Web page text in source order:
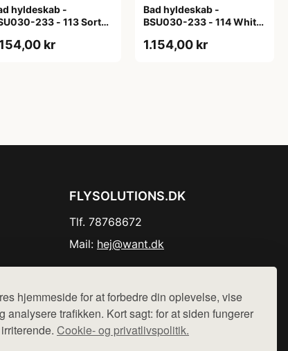
hjemmeside for at forbedre din oplevelse, vise
analysere trafikken. Kort sagt: for at siden fungerer
Cookie- og privatlivspolitik.
hyldeskab -
233 - 113 Sort
kr
Bad hyldeskab -
BSU030-233 - 114 White
ABS-kant
1.154,00 kr
FLYSOLUTIONS.DK
Tlf. 78768672
Mail: hej@want.dk